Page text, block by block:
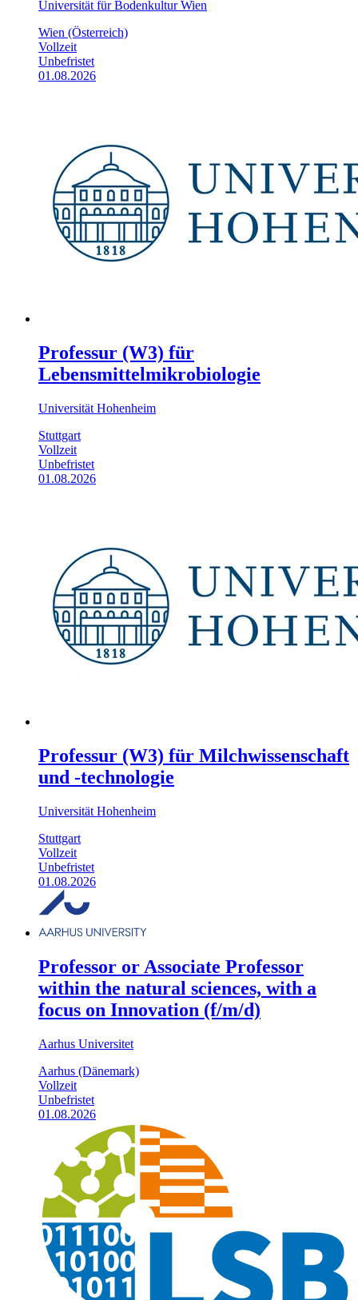
Universität für Bodenkultur Wien
Wien (Österreich)
Vollzeit
Unbefristet
01.08.2026
Professur (W3) für
Lebensmittelmikrobiologie
Universität Hohenheim
Stuttgart
Vollzeit
Unbefristet
01.08.2026
Professur (W3) für Milchwissenschaft
und -technologie
Universität Hohenheim
Stuttgart
Vollzeit
Unbefristet
01.08.2026
Professor or Associate Professor
within the natural sciences, with a
focus on Innovation (f/m/d)
Aarhus Universitet
Aarhus (Dänemark)
Vollzeit
Unbefristet
01.08.2026